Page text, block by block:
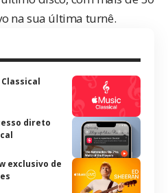
na sua última turnê.
direto
exclusivo de